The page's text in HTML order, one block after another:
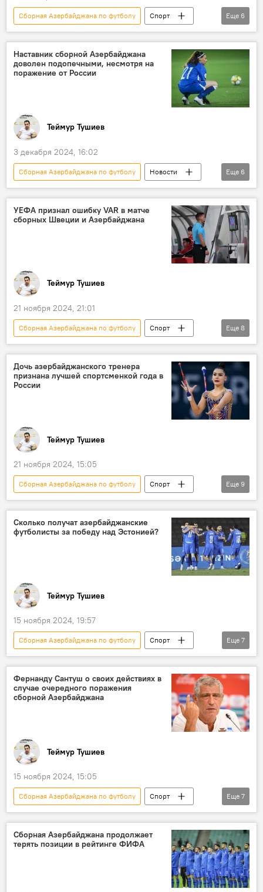
Сборная Азербайджана по футболу
Спорт
Азербайджан
Футбол
Чемпионат мира
Отбор
Жеребьевка
Швейцария
Еще 6
Наставник сборной Азербайджана
доволен подопечными, несмотря на
поражение от России
Теймур Тушиев
3 декабря 2024, 16:02
Сборная Азербайджана по футболу
Новости
Азербайджан
Футбол
национальная сборная
женская сборная
Россия
Товарищеский матч
Еще 6
УЕФА признал ошибку VAR в матче
сборных Швеции и Азербайджана
Теймур Тушиев
21 ноября 2024, 21:01
Сборная Азербайджана по футболу
Спорт
Азербайджан
Футбол
Швеция
Video Assistant Referee, VAR
Еще 8
Дочь азербайджанского тренера
признана лучшей спортсменкой года в
России
Теймур Тушиев
21 ноября 2024, 15:05
Сборная Азербайджана по футболу
Спорт
Азербайджан
Россия
Художественная гимнастика
Министерство спорта РФ
Спортсменка
Еще 9
Сколько получат азербайджанские
футболисты за победу над Эстонией?
Теймур Тушиев
15 ноября 2024, 19:57
Сборная Азербайджана по футболу
Спорт
Азербайджан
АФФА
Стимулирование
Игроки
денежный приз
Лига наций УЕФА
Еще 7
Фернанду Сантуш о своих действиях в
случае очередного поражения
сборной Азербайджана
Теймур Тушиев
15 ноября 2024, 15:05
Сборная Азербайджана по футболу
Спорт
Азербайджан
Футбол
главный тренер
наставник
Фернанду Сантуш
Лига наций
Еще 7
Сборная Азербайджана продолжает
терять позиции в рейтинге ФИФА